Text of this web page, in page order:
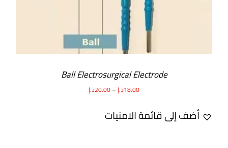
Ball Electrosurgical Electrode
18.00د.إ–
20.00د.إ
أضف إلى قائمة الامنيات